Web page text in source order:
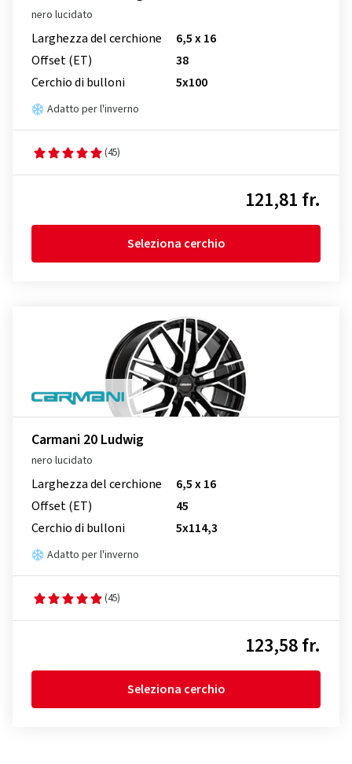
nero lucidato
Larghezza del cerchione
6,5 x 16
Offset (ET)
38
Cerchio di bulloni
5x100
Adatto per l'inverno
(45)
121,81 fr.
Seleziona cerchio
Carmani 20 Ludwig
nero lucidato
Larghezza del cerchione
6,5 x 16
Offset (ET)
45
Cerchio di bulloni
5x114,3
Adatto per l'inverno
(45)
123,58 fr.
Seleziona cerchio